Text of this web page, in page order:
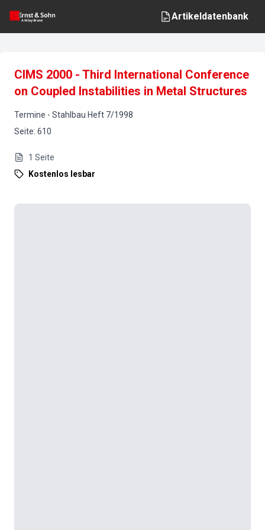
Artikeldatenbank
CIMS 2000 - Third International Conference
on Coupled Instabilities in Metal Structures
Termine - Stahlbau Heft 7/1998
Seite: 610
1 Seite
Kostenlos lesbar